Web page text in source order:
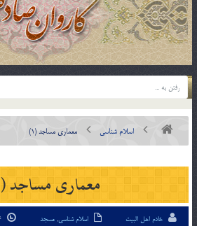
اسلام شناسی معماری مساجد (1)
معماری مساجد (1)
خادم اهل البیت اسلام شناسی, مسجد